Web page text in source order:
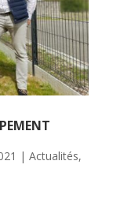
| Actualités,